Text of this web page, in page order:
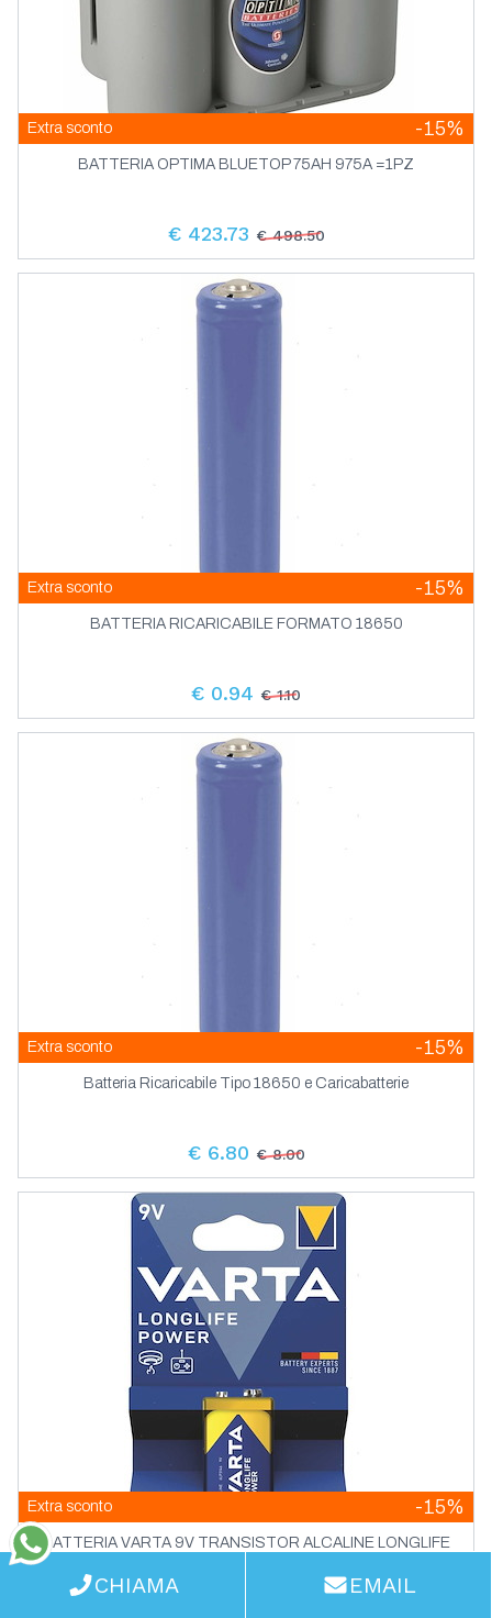
Extra sconto -15%
BATTERIA OPTIMA BLUETOP 75AH 975A =1PZ
€ 423.73 € 498.50
Extra sconto -15%
BATTERIA RICARICABILE FORMATO 18650
€ 0.94 € 1.10
Extra sconto -15%
Batteria Ricaricabile Tipo 18650 e Caricabatterie
€ 6.80 € 8.00
Extra sconto -15%
BATTERIA VARTA 9V TRANSISTOR ALCALINE LONGLIFE
CHIAMA EMAIL
WhatsApp